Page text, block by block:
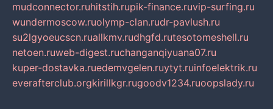
mudconnector.ruhitstih.rupik-finance.ruvip-surfing.ru
wundermoscow.ruolymp-clan.rudr-pavlush.ru
su2lgyoeucscn.ruallkmv.rudhgfd.rutesotomeshell.ru
netoen.ruweb-digest.ruchanganqiyuana07.ru
kuper-dostavka.ruedemvgelen.ruytyt.ruinfoelektrik.ru
everafterclub.orgkirillkgr.rugoodv1234.ruoopslady.ru